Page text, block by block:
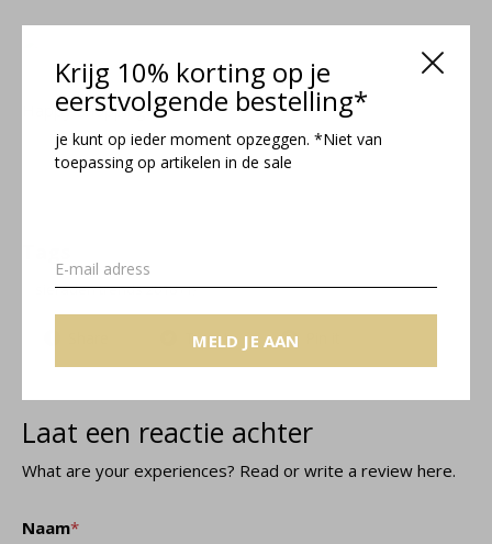
Krijg 10% korting op je
eerstvolgende bestelling*
je kunt op ieder moment opzeggen. *Niet van
toepassing op artikelen in de sale
MELD JE AAN
Happy shopping!
sieraden trends 2018(1)
Tweet
Laat een reactie achter
What are your experiences? Read or write a review here.
Naam*